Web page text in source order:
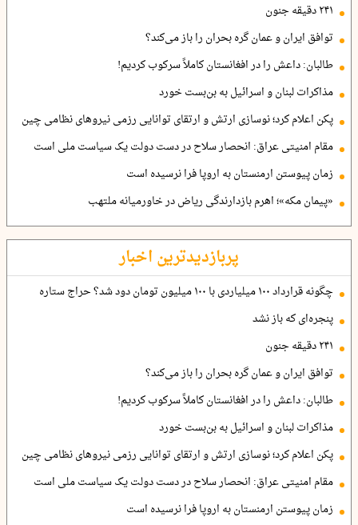
۲۴۱ دقیقه جنون
توافق ایران و عمان گره بحران را باز می‌کند؟
طالبان: داعش را در افغانستان کاملاً سرکوب کردیم!
مذاکرات لبنان و اسرائیل به بن‌بست خورد
پکن اعلام کرد؛ نوسازی ارتش و ارتقای توانایی رزمی نیروهای نظامی چین
مقام امنیتی عراق: انحصار سلاح در دست دولت یک سیاست ملی است
زمان پیوستن ارمنستان به اروپا فرا نرسیده است
«پیمان مکه»؛ اهرم بازدارندگی ریاض در خاورمیانه ملتهب
پربازدیدترین اخبار
چگونه قرارداد ۱۰۰ میلیاردی با ۱۰۰ میلیون تومان دود شد؟ حراج ستاره
پنجره‌ای که باز نشد
۲۴۱ دقیقه جنون
توافق ایران و عمان گره بحران را باز می‌کند؟
طالبان: داعش را در افغانستان کاملاً سرکوب کردیم!
مذاکرات لبنان و اسرائیل به بن‌بست خورد
پکن اعلام کرد؛ نوسازی ارتش و ارتقای توانایی رزمی نیروهای نظامی چین
مقام امنیتی عراق: انحصار سلاح در دست دولت یک سیاست ملی است
زمان پیوستن ارمنستان به اروپا فرا نرسیده است